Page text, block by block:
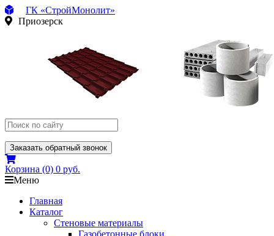
ГК «СтройМонолит»
Приозерск
Заказать обратный звонок
Корзина (0) 0 руб.
Меню
Главная
Каталог
Стеновые материалы
Газобетонные блоки